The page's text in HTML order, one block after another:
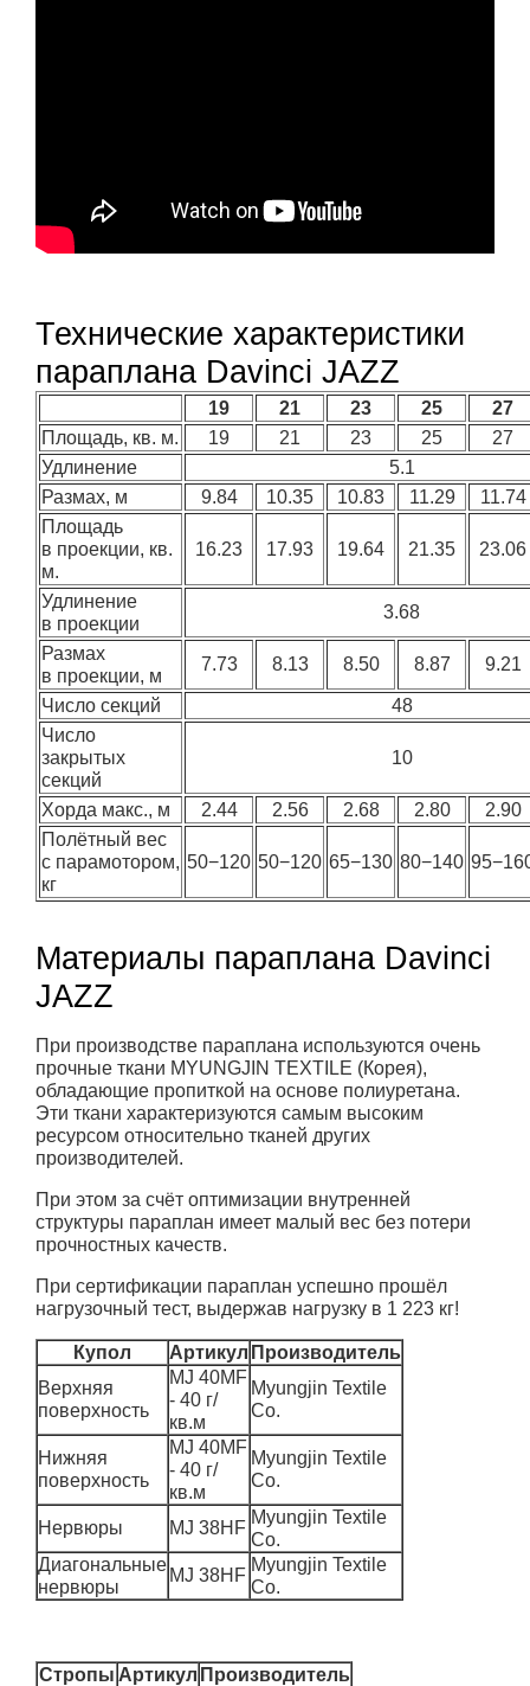
Технические характеристики
параплана Davinci JAZZ
19 21 23 25
27
Площадь, кв. м.
19 21 23 25
27
Удлинение
5.1
Размах, м
9.84 10.35 10.83 11.29
11.74
Площадь
в проекции, кв.
м.
16.23 17.93 19.64 21.35 23.06
Удлинение
в проекции
3.68
Размах
в проекции, м
7.73 8.13 8.50 8.87 9.21
Число секций
48
Число
закрытых
секций
10
Хорда макс., м 2.44 2.56 2.68 2.80
2.90
Полётный вес
с парамотором,
кг
50−120 50−120 65−130 80−140
Материалы параплана Davinci
JAZZ
При производстве параплана используются очень
прочные ткани MYUNGJIN TEXTILE (Корея),
обладающие пропиткой на основе полиуретана.
Эти ткани характеризуются самым высоким
ресурсом относительно тканей других
производителей.
При этом за счёт оптимизации внутренней
структуры параплан имеет малый вес без потери
прочностных качеств.
При сертификации параплан успешно прошёл
нагрузочный тест, выдержав нагрузку в 1 223 кг!
Купол Артикул Производитель
Верхняя
поверхность
MJ 40MF
- 40 г/
кв.м
Myungjin Textile
Co.
Нижняя
поверхность
MJ 40MF
- 40 г/
кв.м
Myungjin Textile
Co.
Нервюры MJ 38HF
Myungjin Textile
Co.
Диагональные
нервюры
MJ 38HF
Myungjin Textile
Co.
Стропы Артикул Производитель